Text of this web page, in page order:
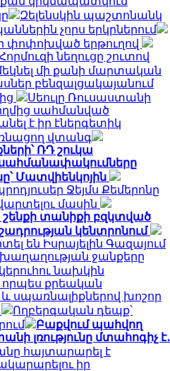
Զելենսկին պաշտոնանկ
չորս երկրներում
փոփոխված երթուղով
նեղուցը շուտով
մի քանի մարտական
բենզալցակայանում
Սեուլը Ռուսաստանի
սահմանված
է իր էներգետիկ
վտանգ
ՌԴ շուկա
Մատվիենկոյին
Ջեյմս Քեմերոնը
մասին
տանիքի բզկտված
կենտրոնում
են Իսրայելին Գազայում
խաղաղության ջանքերը
նախկին
որպես քրեական
սպառնալիքներով խոշոր
Ողբերգական դեպք՝
Բաքվում պահվող
լռությունը մտահոգիչ է․
հայտարարել է
իր